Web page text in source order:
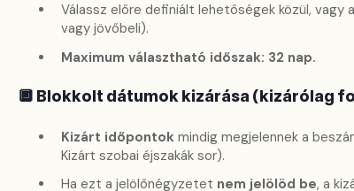
Válassz előre definiált lehetőségek közül,
vagy jövőbeli).
Maximum választható időszak: 32 nap.
🔲 Blokkolt dátumok kizárása (kizárólag
Kizárt időpontokmindig megjelennek a
Kizárt szobai éjszakák sor).
Ha ezt a jelölőnégyzetet nem jelölöd be, a